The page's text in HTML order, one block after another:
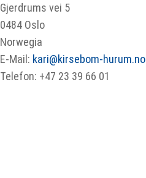
Gjerdrums vei 5
0484 Oslo
Norwegia
E-Mail: kari@kirsebom-hurum.no
Telefon: +47 23 39 66 01